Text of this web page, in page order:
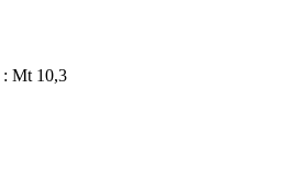
: Mt 10,3